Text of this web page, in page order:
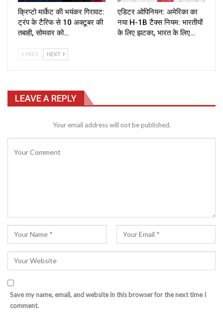
क्रिप्टो मार्केट की भयंकर गिरावट:
ट्रंप के टैरिफ से 10 अक्टूबर की
तबाही, सोमवार को…
एडिटर ओपिनियन: अमेरिका का
नया H-1B टैक्स नियम: भारतीयों
के लिए झटका, भारत के लिए…
PREV NEXT
LEAVE A REPLY
Your email address will not be published.
Save my name, email, and website in this browser for the next time I
comment.